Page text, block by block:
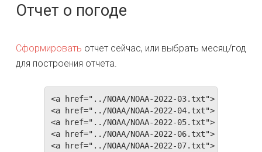
Отчет о погоде
Сформировать отчет сейчас, или выбрать месяц/год
для построения отчета.
<a href="../NOAA/NOAA-2022-03.txt"> Март
<a href="../NOAA/NOAA-2022-04.txt"> Апрель
<a href="../NOAA/NOAA-2022-05.txt"> Май 2022
<a href="../NOAA/NOAA-2022-06.txt"> Июнь
<a href="../NOAA/NOAA-2022-07.txt"> Июль